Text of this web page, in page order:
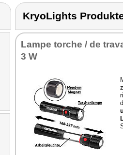
KryoLights Produkte
Lampe torche / de
3 W